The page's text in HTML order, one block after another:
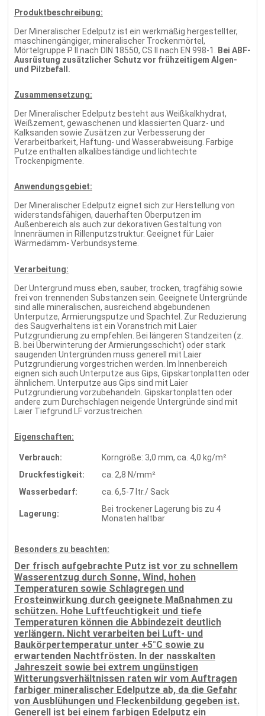
Produktbeschreibung:
Der Mineralischer Edelputz ist ein werkmäßig hergestellter,
maschinengängiger, mineralischer Trockenmörtel,
Mörtelgruppe P II nach DIN 18550, CS II nach EN 998-1. Bei ABF-
Ausrüstung zusätzlicher Schutz vor frühzeitigem Algen-
und Pilzbefall.
Zusammensetzung:
Der Mineralischer Edelputz besteht aus Weißkalkhydrat,
Weißzement, gewaschenen und klassierten Quarz- und
Kalksanden sowie Zusätzen zur Verbesserung der
Verarbeitbarkeit, Haftung- und Wasserabweisung. Farbige
Putze enthalten alkalibeständige und lichtechte
Trockenpigmente.
Anwendungsgebiet:
Der Mineralischer Edelputz eignet sich zur Herstellung von
widerstandsfähigen, dauerhaften Oberputzen im
Außenbereich als auch zur dekorativen Gestaltung von
Innenräumen in Rillenputzstruktur. Geeignet für Laier
Wärmedämm- Verbundsysteme.
Verarbeitung:
Der Untergrund muss eben, sauber, trocken, tragfähig sowie
frei von trennenden Substanzen sein. Geeignete Untergründe
sind alle mineralischen, ausreichend abgebundenen
Unterputze, Armierungsputze und Spachtel. Zur Reduzierung
des Saugverhaltens ist ein Voranstrich mit Laier
Putzgrundierung zu empfehlen. Bei längeren Standzeiten (z.
B. bei Überwinterung der Armierungsschicht) oder stark
saugenden Untergründen muss generell mit Laier
Putzgrundierung vorgestrichen werden. Im Innenbereich
eignen sich auch Unterputze aus Gips, Gipskartonplatten oder
ähnlichem. Unterputze aus Gips sind mit Laier
Putzgrundierung vorzubehandeln. Gipskartonplatten oder
andere zum Durchschlagen neigende Untergründe sind mit
Laier Tiefgrund LF vorzustreichen.
Eigenschaften:
Verbrauch:
Korngröße: 3,0 mm, ca. 4,0 kg/m²
Druckfestigkeit:
ca. 2,8 N/mm²
Wasserbedarf:
ca. 6,5-7 ltr./ Sack
Lagerung:
Bei trockener Lagerung bis zu 4
Monaten haltbar
Besonders zu beachten:
Der frisch aufgebrachte Putz ist vor zu schnellem
Wasserentzug durch Sonne, Wind, hohen
Temperaturen sowie Schlagregen und
Frosteinwirkung durch geeignete Maßnahmen zu
schützen. Hohe Luftfeuchtigkeit und tiefe
Temperaturen können die Abbindezeit deutlich
verlängern. Nicht verarbeiten bei Luft- und
Baukörpertemperatur unter +5°C sowie zu
erwartenden Nachtfrösten. In der nasskalten
Jahreszeit sowie bei extrem ungünstigen
Witterungsverhältnissen raten wir vom Auftragen
farbiger mineralischer Edelputze ab, da die Gefahr
von Ausblühungen und Fleckenbildung gegeben ist.
Generell ist bei einem farbigen Edelputz ein